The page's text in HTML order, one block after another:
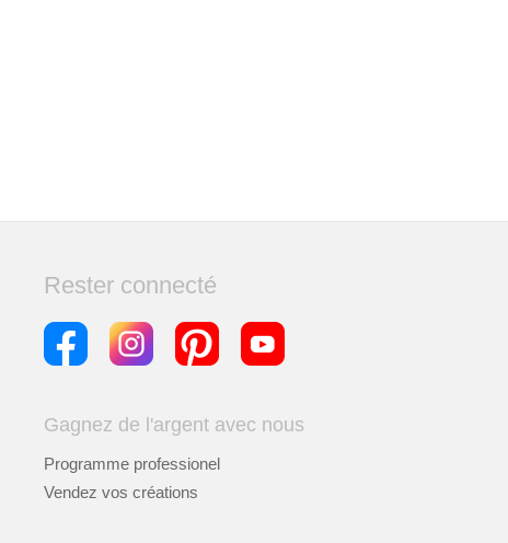
Rester connecté
Gagnez de l'argent avec nous
Programme professionel
Vendez vos créations